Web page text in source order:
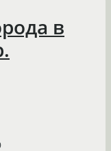
в